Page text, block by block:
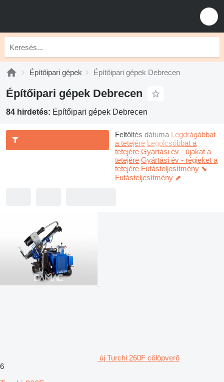
Építőipari gépek Építőipari gépek Debrecen
Építőipari gépek Debrecen
84 hirdetés: Építőipari gépek Debrecen
Feltöltés dátuma Legdrágábbat
a tetejére Legolcsóbbat a
tetejére Gyártási év - újakat a
tetejére Gyártási év - régieket a
tetejére Futásteljesítmény ⬊
Futásteljesítmény ⬈
új Turchi 260F cölöpverő
6